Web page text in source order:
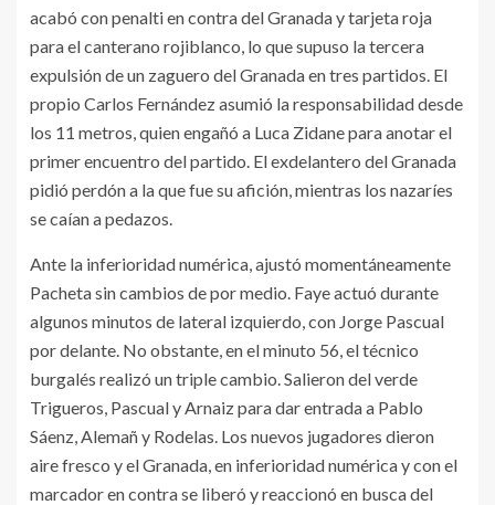
acabó con penalti en contra del Granada y tarjeta roja
para el canterano rojiblanco, lo que supuso la tercera
expulsión de un zaguero del Granada en tres partidos. El
propio Carlos Fernández asumió la responsabilidad desde
los 11 metros, quien engañó a Luca Zidane para anotar el
primer encuentro del partido. El exdelantero del Granada
pidió perdón a la que fue su afición, mientras los nazaríes
se caían a pedazos.
Ante la inferioridad numérica, ajustó momentáneamente
Pacheta sin cambios de por medio. Faye actuó durante
algunos minutos de lateral izquierdo, con Jorge Pascual
por delante. No obstante, en el minuto 56, el técnico
burgalés realizó un triple cambio. Salieron del verde
Trigueros, Pascual y Arnaiz para dar entrada a Pablo
Sáenz, Alemañ y Rodelas. Los nuevos jugadores dieron
aire fresco y el Granada, en inferioridad numérica y con el
marcador en contra se liberó y reaccionó en busca del